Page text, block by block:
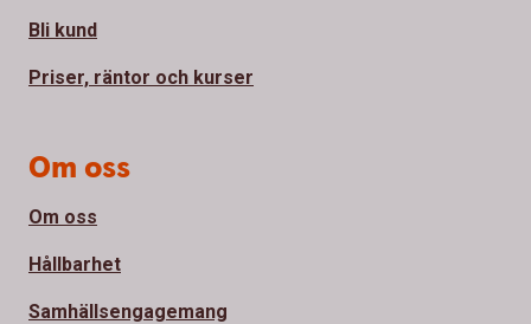
Bli kund
Priser, räntor och kurser
Om oss
Om oss
Hållbarhet
Samhällsengagemang